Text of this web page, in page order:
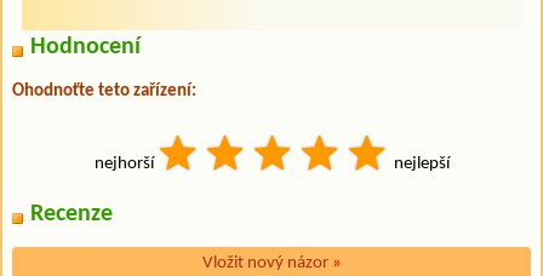
Hodnocení
Ohodnoťte teto zařízení:
nejhorší nejlepší
Recenze
Vložit nový názor »